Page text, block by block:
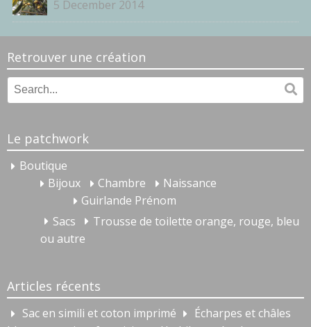
5 December 2014
Retrouver une création
Search
for:
Le patchwork
Boutique
Bijoux
Chambre
Naissance
Guirlande Prénom
Sacs
Trousse de toilette orange, rouge, bleu
ou autre
Articles récents
Sac en simili et coton imprimé
Écharpes et châles